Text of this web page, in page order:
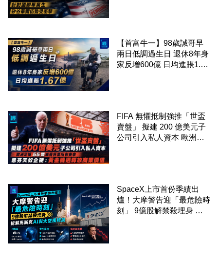
【首富牛一】98歲誠哥早
兩日低調過生日 退休8年身
家反增600億 日均進賬1.67
FIFA 無懼抵制強推「世盃
賣盤」 擬建 200 億美元子
公司引入私人資本 歐洲足
SpaceX上市首份季績出
爐！大摩警告迎「最危險時
刻」 9億股解禁殺埋身 拆